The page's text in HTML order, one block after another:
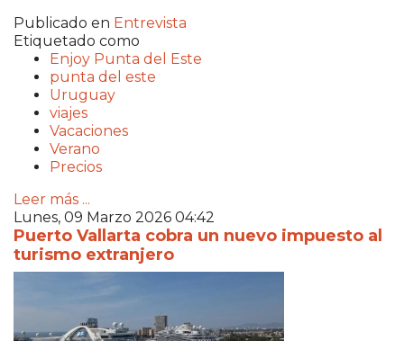
Publicado en Entrevista
Etiquetado como
Enjoy Punta del Este
punta del este
Uruguay
viajes
Vacaciones
Verano
Precios
Leer más ...
Lunes, 09 Marzo 2026 04:42
Puerto Vallarta cobra un nuevo impuesto al
turismo extranjero